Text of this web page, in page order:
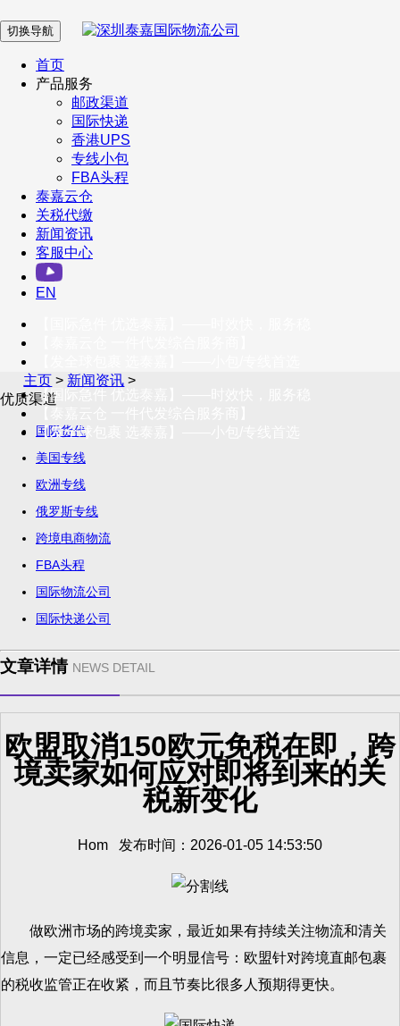
在 线 客 服
企业微信
订阅号
客户服务热线
400-098-5699
联系我们
切换导航
首页
产品服务
邮政渠道
国际快递
香港UPS
专线小包
FBA头程
泰嘉云仓
关税代缴
新闻资讯
客服中心
EN
【国际急件 优选泰嘉】——时效快，服务稳
【发全球包裹 选泰嘉】——小包/专线首选
主页 > 新闻资讯 >
优质渠道
国际货代
美国专线
欧洲专线
俄罗斯专线
跨境电商物流
FBA头程
国际物流公司
国际快递公司
文章详情 NEWS DETAIL
欧盟取消150欧元免税在即，跨
境卖家如何应对即将到来的关
税新变化
Hom 发布时间：2026-01-05 14:53:50
做欧洲市场的跨境卖家，最近如果有持续关注物流和清关
信息，一定已经感受到一个明显信号：欧盟针对跨境直邮包裹
的税收监管正在收紧，而且节奏比很多人预期得更快。